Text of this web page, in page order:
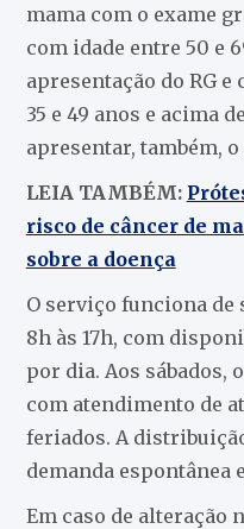
mama com o exame
com idade entre 50 e
apresentação do RG e
35 e 49 anos e acima
apresentar, também,
LEIA TAMBÉM:
risco de câncer de
sobre a doença
O serviço funciona de
8h às 17h, com
por dia. Aos sábados,
com atendimento de
feriados. A
demanda espontânea
Em caso de alteração